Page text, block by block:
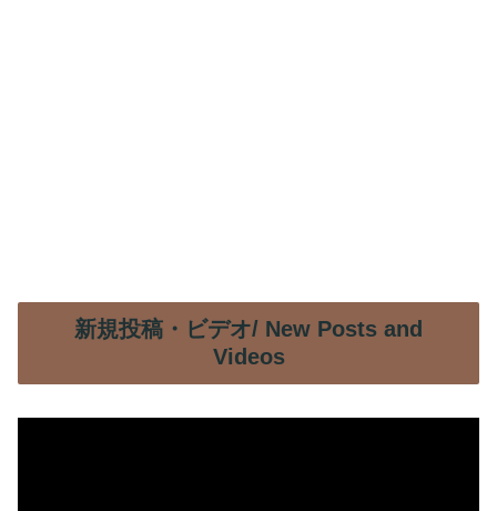
新規投稿・ビデオ/ New Posts and
Videos